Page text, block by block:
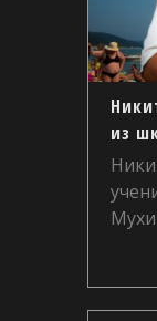
из